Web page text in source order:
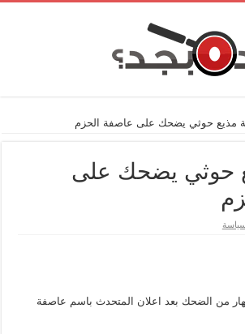
مذيع حوثي يضحك على عاصفة الحزم
حوثي يضحك على
من الضحك بعد اعلان المتحدث باسم عاصفة